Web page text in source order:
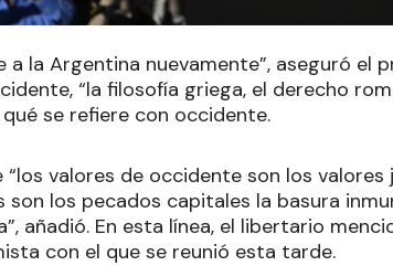
a la Argentina nuevamente”, aseguró el
“la filosofía griega, el derecho
se refiere con occidente.
“los valores de occidente son los valores
son los pecados capitales la basura
añadió. En esta línea, el libertario
con el que se reunió esta tarde.